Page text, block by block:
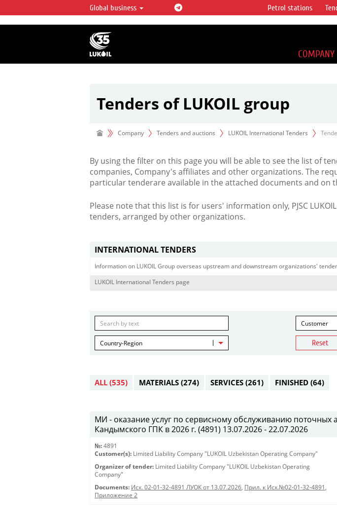
LUKOIL OVERVIEW
LUKOIL is one of the largest oil & gas vertical
integrated companies in the world accounting for
over 2% of crude production and circa 1% of proved
hydrocarbon reserves globally.
Global business Petrol stations
COMPANY
Tenders of LUKOIL group
Company Tenders and auctions LUKOIL International Tenders
By using the filter on this page you will be able to see the list of
companies, Company's affiliates and other organizations. The
particular tenderare available in the attached documents and on
Please note that this list is for users' information only, PJSC
tenders, arranged by other organizations.
INTERNATIONAL TENDERS
Information on LUKOIL Group overseas upstream and downstream organizations'
LUKOIL International Tenders page
Customer
Country-Region Reset
ALL (535) MATERIALS (274) SERVICES (261) FINISHED (64)
МИ - оказание услуг по сервисному обслуживанию поточных
Кандымского ГПК в 2026 г. (4891) 13.07.2026 - 22.07.2026
№: 4891
Customer(s): Limited Liability Company "LUKOIL Uzbekistan Operating Company"
Organizer of tender: Limited Liability Company "LUKOIL Uzbekistan Operating
Company"
Documents: Исх. 02-01-32-4891 ЛУОК от 13.07.2026, Прил. к Исх.№02-01-32-4891 ,
Приложение 2